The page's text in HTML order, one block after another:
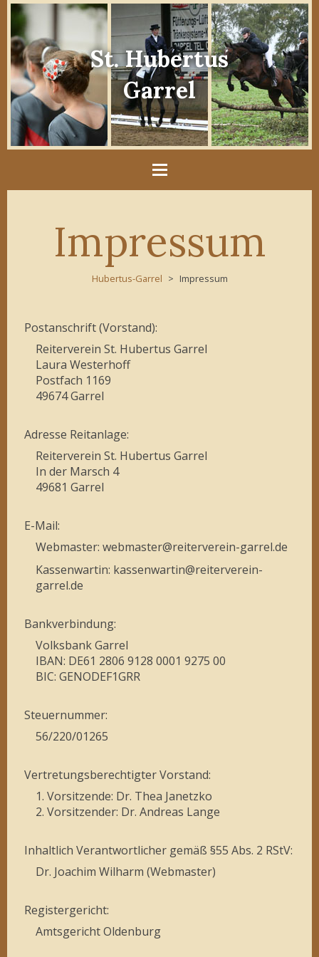
St. Hubertus
Garrel
Impressum
Hubertus-Garrel Impressum
Postanschrift (Vorstand):
Reiterverein St. Hubertus Garrel
Laura Westerhoff
Postfach 1169
49674 Garrel
Adresse Reitanlage:
Reiterverein St. Hubertus Garrel
In der Marsch 4
49681 Garrel
E-Mail:
Webmaster: webmaster@reiterverein-garrel.de
Kassenwartin: kassenwartin@reiterverein-
garrel.de
Bankverbindung:
Volksbank Garrel
IBAN: DE61 2806 9128 0001 9275 00
BIC: GENODEF1GRR
Steuernummer:
56/220/01265
Vertretungsberechtigter Vorstand:
1. Vorsitzende: Dr. Thea Janetzko
2. Vorsitzender: Dr. Andreas Lange
Inhaltlich Verantwortlicher gemäß §55 Abs. 2 RStV:
Dr. Joachim Wilharm (Webmaster)
Registergericht:
Amtsgericht Oldenburg